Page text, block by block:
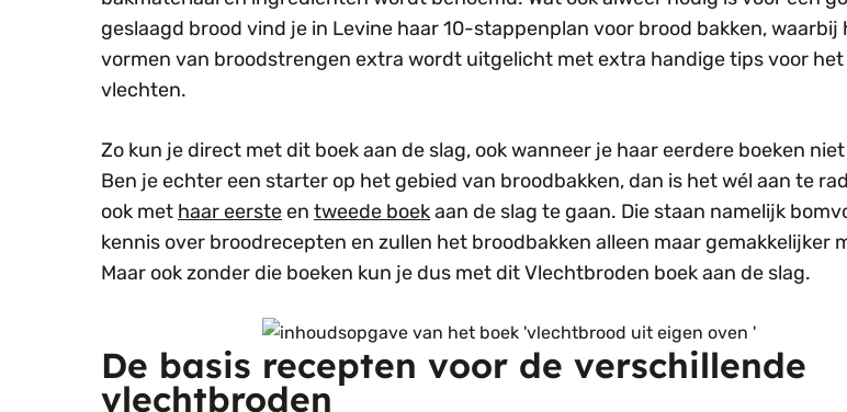
geslaagd brood vind je in Levine haar 10-stappenplan voor brood bakken, waarbij
vormen van broodstrengen extra wordt uitgelicht met extra handige tips voor het
vlechten.
Zo kun je direct met dit boek aan de slag, ook wanneer je haar eerdere boeken
Ben je echter een starter op het gebied van broodbakken, dan is het wél aan te
ook met haar eersteen tweede boekaan de slag te gaan. Die staan namelijk
kennis over broodrecepten en zullen het broodbakken alleen maar gemakkelijker
Maar ook zonder die boeken kun je dus met dit Vlechtbroden boek aan de slag.
De basis recepten voor de verschillende
vlechtbroden